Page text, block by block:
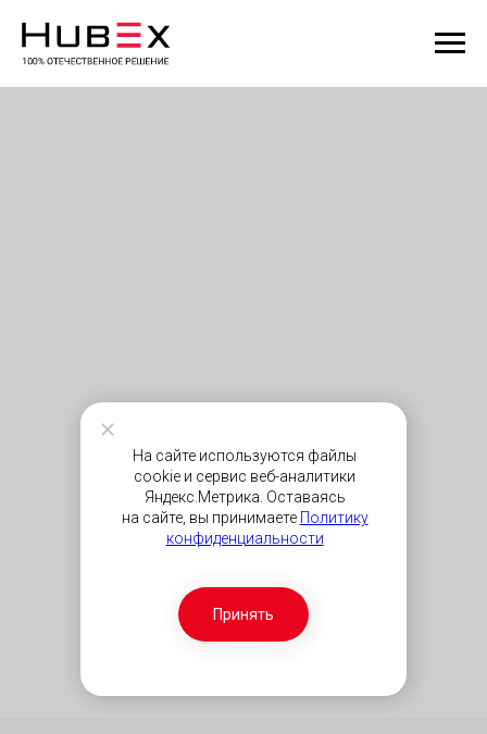
Принять
На сайте используются файлы
cookie и сервис веб-аналитики
Яндекс.Метрика. Оставаясь
на сайте, вы принимаете Политику
конфиденциальности